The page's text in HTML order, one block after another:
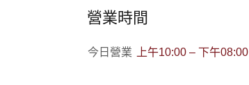
營業時間
今日營業 上午10:00 – 下午08:00